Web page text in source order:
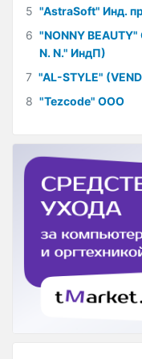
5 "AstraSoft" Инд.
6 "NONNY
N. N." ИндП)
7 "AL-STYLE"
8 "Tezcode" ООО